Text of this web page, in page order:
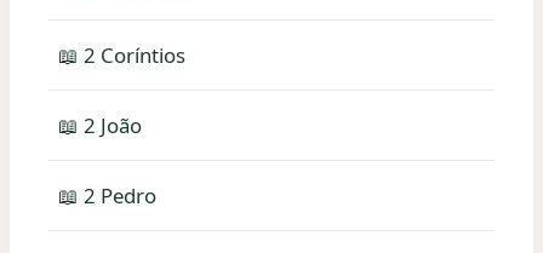
📖 2 Coríntios
📖 2 João
📖 2 Pedro